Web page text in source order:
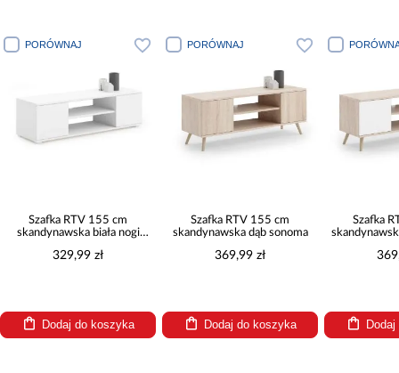
PORÓWNAJ
Szafka RTV 155 cm
skandynawska dąb sonoma
369,99 zł
Dodaj do koszyka
PORÓWNAJ
Szafka RTV 155 cm
skandynawska dąb sonoma -
369,99 zł
Dodaj do koszyka
Szafka